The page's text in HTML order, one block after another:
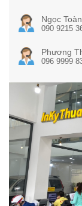
Ngọc Toàn
090 9215
Phương
096 9999